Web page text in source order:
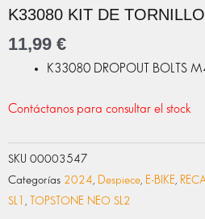
K33080 KIT DE
11,99 €
K33080 DROPOUT BOLTS
Contáctanos para consultar el stock
SKU 00003547
Categorías 2024 Despiece E-BIKE
SL1
TOPSTONE NEO SL2